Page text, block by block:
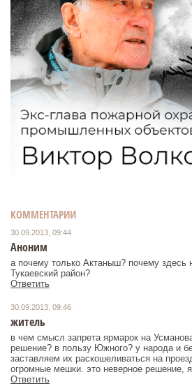
КОММЕНТАРИИ
30.09.2013, 09:44
Аноним
а почему только Актаныш? почему здесь
Тукаевский район?
Ответить
30.09.2013, 09:46
житель
в чем смысл запрета ярмарок на
решение? в пользу Южного? у народа и
заставляем их раскошеливаться на
огромные мешки. это неверное решение,
Ответить